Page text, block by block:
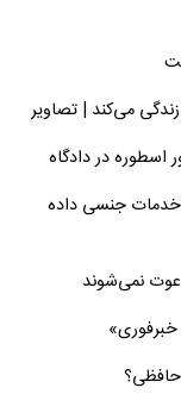
می‌کند | تصاویر
اسطوره در دادگاه
خدمات جنسی داده
خبرفوری»